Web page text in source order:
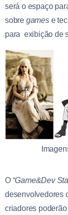
será o espaço
sobre gamese
para exibição de
O “Game&Dev
desenvolvedores
criadores